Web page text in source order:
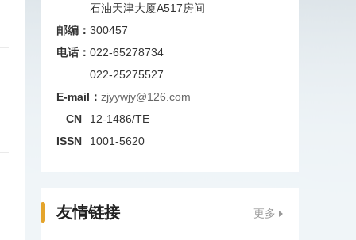
石油天津大厦A517房间
邮编： 300457
电话： 022-65278734
022-25275527
E-mail： zjyywjy@126.com
CN
12-1486/TE
ISSN
1001-5620
友情链接 更多